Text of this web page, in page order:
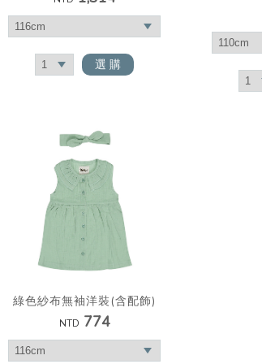
選 購
綠色紗布無袖洋裝(含配飾)
NTD 774